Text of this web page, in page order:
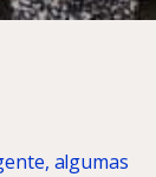
algumas